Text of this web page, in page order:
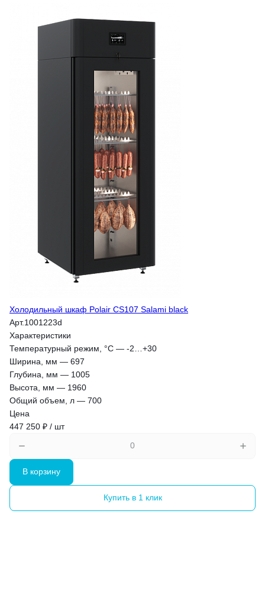
Холодильный шкаф Polair CS107 Salami black
Арт.1001223d
Характеристики
Температурный режим, °С — -2…+30
Ширина, мм — 697
Глубина, мм — 1005
Высота, мм — 1960
Общий объем, л — 700
Цена
447 250 ₽ / шт
В корзину
Купить в 1 клик